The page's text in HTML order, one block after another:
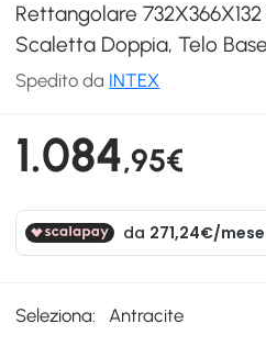
Rettangolare
Scaletta Doppia, Telo
Spedito da INTEX
1.084,95€
Seleziona: Antracite